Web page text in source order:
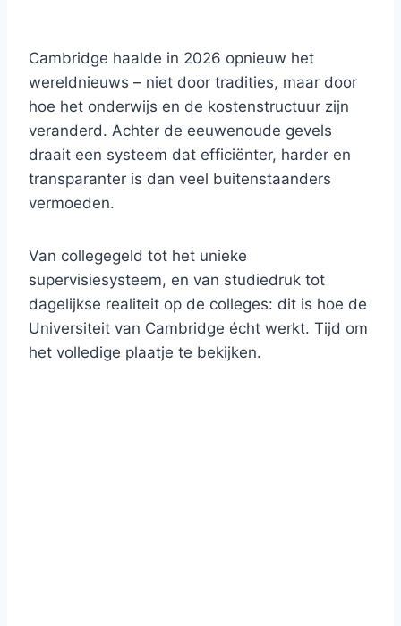
Cambridge haalde in 2026 opnieuw het
wereldnieuws – niet door tradities, maar door
hoe het onderwijs en de kostenstructuur zijn
veranderd. Achter de eeuwenoude gevels
draait een systeem dat efficiënter, harder en
transparanter is dan veel buitenstaanders
vermoeden.
Van collegegeld tot het unieke
supervisiesysteem, en van studiedruk tot
dagelijkse realiteit op de colleges: dit is hoe de
Universiteit van Cambridge écht werkt. Tijd om
het volledige plaatje te bekijken.